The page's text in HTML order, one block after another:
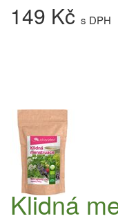
149 Kč s DPH
Klidná